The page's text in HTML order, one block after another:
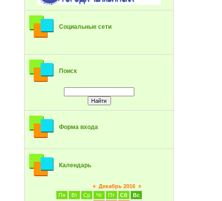
Социальные сети
Поиск
Форма входа
Календарь
« Декабрь 2016 »
Пн
Вт Ср Чт Пт Сб
Вс